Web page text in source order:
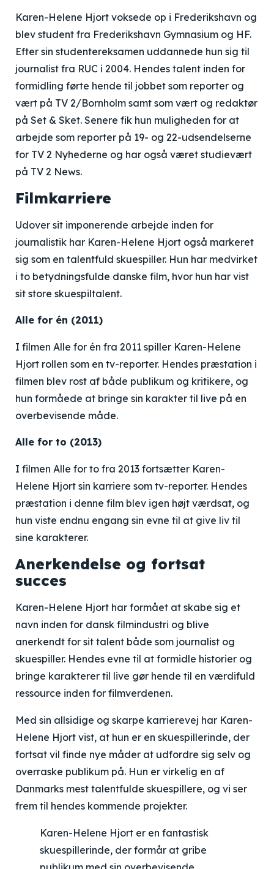
Karen-Helene Hjort voksede op i Frederikshavn og
blev student fra Frederikshavn Gymnasium og HF.
Efter sin studentereksamen uddannede hun sig til
journalist fra RUC i 2004. Hendes talent inden for
formidling førte hende til jobbet som reporter og
vært på TV 2/Bornholm samt som vært og redaktør
på Set & Sket. Senere fik hun muligheden for at
arbejde som reporter på 19- og 22-udsendelserne
for TV 2 Nyhederne og har også været studievært
på TV 2 News.
Filmkarriere
Udover sit imponerende arbejde inden for
journalistik har Karen-Helene Hjort også markeret
sig som en talentfuld skuespiller. Hun har medvirket
i to betydningsfulde danske film, hvor hun har vist
sit store skuespiltalent.
Alle for én (2011)
I filmen Alle for én fra 2011 spiller Karen-Helene
Hjort rollen som en tv-reporter. Hendes præstation i
filmen blev rost af både publikum og kritikere, og
hun formåede at bringe sin karakter til live på en
overbevisende måde.
Alle for to (2013)
I filmen Alle for to fra 2013 fortsætter Karen-
Helene Hjort sin karriere som tv-reporter. Hendes
præstation i denne film blev igen højt værdsat, og
hun viste endnu engang sin evne til at give liv til
sine karakterer.
Anerkendelse og fortsat
succes
Karen-Helene Hjort har formået at skabe sig et
navn inden for dansk filmindustri og blive
anerkendt for sit talent både som journalist og
skuespiller. Hendes evne til at formidle historier og
bringe karakterer til live gør hende til en værdifuld
ressource inden for filmverdenen.
Med sin allsidige og skarpe karrierevej har Karen-
Helene Hjort vist, at hun er en skuespillerinde, der
fortsat vil finde nye måder at udfordre sig selv og
overraske publikum på. Hun er virkelig en af
Danmarks mest talentfulde skuespillere, og vi ser
frem til hendes kommende projekter.
Karen-Helene Hjort er en fantastisk
skuespillerinde, der formår at gribe